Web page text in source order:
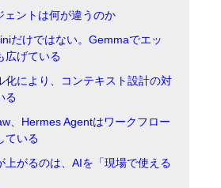
ェントは何が違うのか
だけではない。Gemmaでエッ
広げている
化により、コンテキスト設計の対
る
、Hermes Agentはワークフロー
ている
上がるのは、AIを「現場で使える